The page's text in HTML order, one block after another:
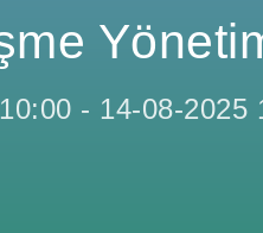
- 14-08-2025